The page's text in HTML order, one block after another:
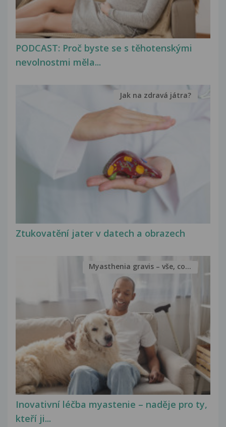
PODCAST: Proč byste se s těhotenskými
nevolnostmi měla...
Ztukovatění jater v datech a obrazech
Jak na zdravá játra?
Inovativní léčba myastenie – naděje pro ty,
kteří ji...
Myasthenia gravis – vše, co...